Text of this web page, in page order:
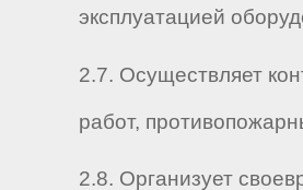
эксплуатацией
2.7. Осуществляет
работ,
2.8. Организует